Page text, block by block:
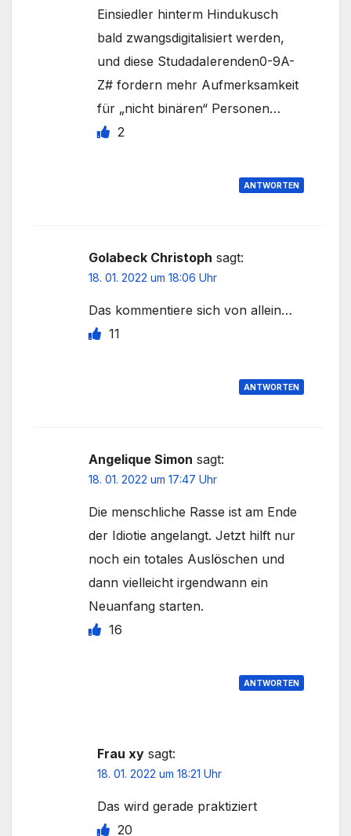
Einsiedler hinterm Hindukusch
bald zwangsdigitalisiert werden,
und diese StudadaIerenden0-9A-
Z# fordern mehr Aufmerksamkeit
für „nicht binären“ Personen…
2
ANTWORTEN
Golabeck Christoph sagt:
18. 01. 2022 um 18:06 Uhr
Das kommentiere sich von allein…
11
ANTWORTEN
Angelique Simon sagt:
18. 01. 2022 um 17:47 Uhr
Die menschliche Rasse ist am Ende
der Idiotie angelangt. Jetzt hilft nur
noch ein totales Auslöschen und
dann vielleicht irgendwann ein
Neuanfang starten.
16
ANTWORTEN
Frau xy sagt:
18. 01. 2022 um 18:21 Uhr
Das wird gerade praktiziert
20